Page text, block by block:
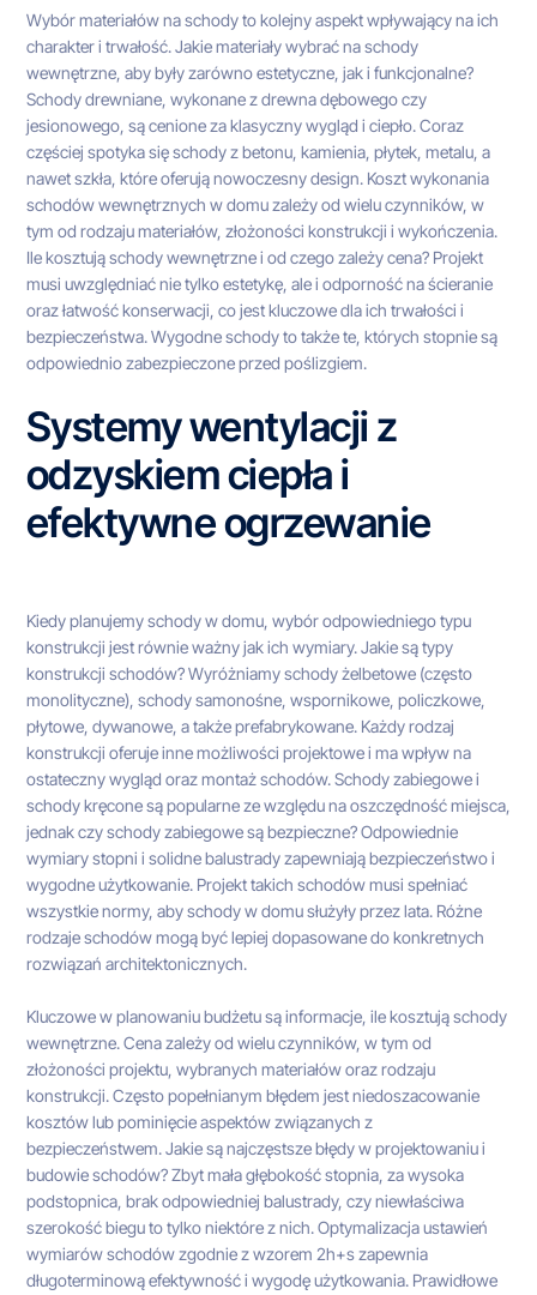
Wybór materiałów na schody to kolejny aspekt wpływający na ich
charakter i trwałość. Jakie materiały wybrać na schody
wewnętrzne, aby były zarówno estetyczne, jak i funkcjonalne?
Schody drewniane, wykonane z drewna dębowego czy
jesionowego, są cenione za klasyczny wygląd i ciepło. Coraz
częściej spotyka się schody z betonu, kamienia, płytek, metalu, a
nawet szkła, które oferują nowoczesny design. Koszt wykonania
schodów wewnętrznych w domu zależy od wielu czynników, w
tym od rodzaju materiałów, złożoności konstrukcji i wykończenia.
Ile kosztują schody wewnętrzne i od czego zależy cena? Projekt
musi uwzględniać nie tylko estetykę, ale i odporność na ścieranie
oraz łatwość konserwacji, co jest kluczowe dla ich trwałości i
bezpieczeństwa. Wygodne schody to także te, których stopnie są
odpowiednio zabezpieczone przed poślizgiem.
Systemy wentylacji z
odzyskiem ciepła i
efektywne ogrzewanie
Kiedy planujemy schody w domu, wybór odpowiedniego typu
konstrukcji jest równie ważny jak ich wymiary. Jakie są typy
konstrukcji schodów? Wyróżniamy schody żelbetowe (często
monolityczne), schody samonośne, wspornikowe, policzkowe,
płytowe, dywanowe, a także prefabrykowane. Każdy rodzaj
konstrukcji oferuje inne możliwości projektowe i ma wpływ na
ostateczny wygląd oraz montaż schodów. Schody zabiegowe i
schody kręcone są popularne ze względu na oszczędność miejsca,
jednak czy schody zabiegowe są bezpieczne? Odpowiednie
wymiary stopni i solidne balustrady zapewniają bezpieczeństwo i
wygodne użytkowanie. Projekt takich schodów musi spełniać
wszystkie normy, aby schody w domu służyły przez lata. Różne
rodzaje schodów mogą być lepiej dopasowane do konkretnych
rozwiązań architektonicznych.
Kluczowe w planowaniu budżetu są informacje, ile kosztują schody
wewnętrzne. Cena zależy od wielu czynników, w tym od
złożoności projektu, wybranych materiałów oraz rodzaju
konstrukcji. Często popełnianym błędem jest niedoszacowanie
kosztów lub pominięcie aspektów związanych z
bezpieczeństwem. Jakie są najczęstsze błędy w projektowaniu i
budowie schodów? Zbyt mała głębokość stopnia, za wysoka
podstopnica, brak odpowiedniej balustrady, czy niewłaściwa
szerokość biegu to tylko niektóre z nich. Optymalizacja ustawień
wymiarów schodów zgodnie z wzorem 2h+s zapewnia
długoterminową efektywność i wygodę użytkowania. Prawidłowe